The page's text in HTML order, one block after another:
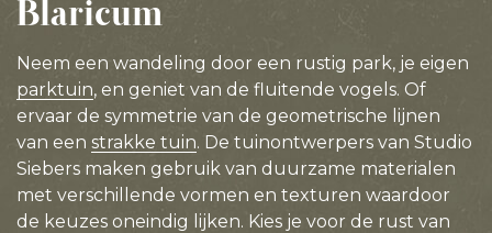
Blaricum
Neem een wandeling door een rustig park, je eigen
parktuin, en geniet van de fluitende vogels. Of
ervaar de symmetrie van de geometrische lijnen
van een strakke tuin. De tuinontwerpers van Studio
Siebers maken gebruik van duurzame materialen
met verschillende vormen en texturen waardoor
de keuzes oneindig lijken. Kies je voor de rust van